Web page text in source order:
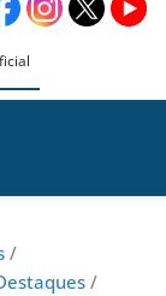
/
/